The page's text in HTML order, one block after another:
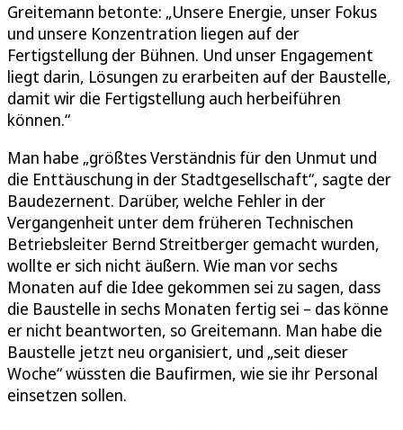
Greitemann betonte: „Unsere Energie, unser Fokus
und unsere Konzentration liegen auf der
Fertigstellung der Bühnen. Und unser Engagement
liegt darin, Lösungen zu erarbeiten auf der Baustelle,
damit wir die Fertigstellung auch herbeiführen
können.“
Man habe „größtes Verständnis für den Unmut und
die Enttäuschung in der Stadtgesellschaft“, sagte der
Baudezernent. Darüber, welche Fehler in der
Vergangenheit unter dem früheren Technischen
Betriebsleiter Bernd Streitberger gemacht wurden,
wollte er sich nicht äußern. Wie man vor sechs
Monaten auf die Idee gekommen sei zu sagen, dass
die Baustelle in sechs Monaten fertig sei – das könne
er nicht beantworten, so Greitemann. Man habe die
Baustelle jetzt neu organisiert, und „seit dieser
Woche“ wüssten die Baufirmen, wie sie ihr Personal
einsetzen sollen.